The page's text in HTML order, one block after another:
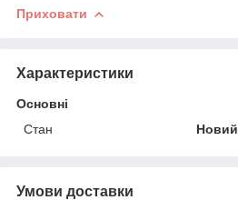
Приховати
Характеристики
Основні
Стан
Новий
Умови доставки